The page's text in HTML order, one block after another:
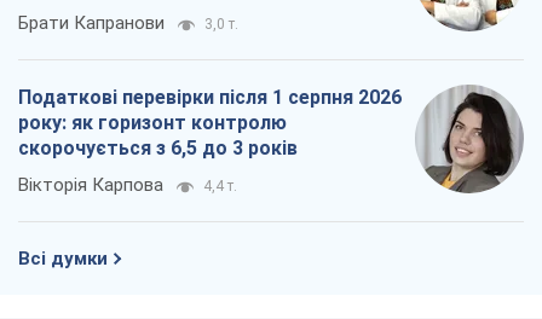
Брати Капранови 3,0 т.
Податкові перевірки після 1 серпня 2026
року: як горизонт контролю
скорочується з 6,5 до 3 років
Вікторія Карпова 4,4 т.
Всі думки